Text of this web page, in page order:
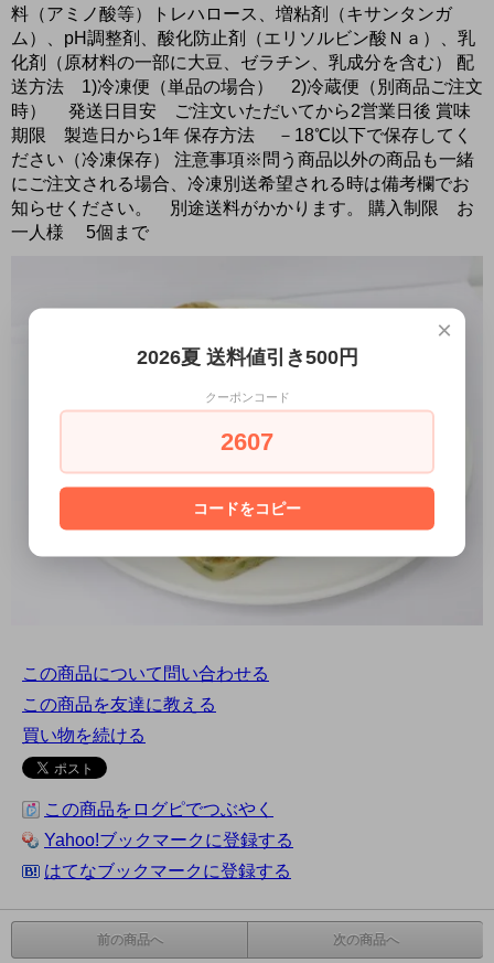
料（アミノ酸等）トレハロース、増粘剤（キサンタンガ
ム）、pH調整剤、酸化防止剤（エリソルビン酸Ｎａ）、乳
化剤（原材料の一部に大豆、ゼラチン、乳成分を含む） 配
送方法 1)冷凍便（単品の場合） 2)冷蔵便（別商品ご注文
時） 発送日目安 ご注文いただいてから2営業日後 賞味
期限 製造日から1年 保存方法 －18℃以下で保存してく
ださい（冷凍保存） 注意事項※問う商品以外の商品も一緒
にご注文される場合、冷凍別送希望される時は備考欄でお
知らせください。 別途送料がかかります。 購入制限 お
一人様 5個まで
この商品について問い合わせる
この商品を友達に教える
買い物を続ける
この商品をログピでつぶやく
Yahoo!ブックマークに登録する
はてなブックマークに登録する
前の商品へ 次の商品へ
×
2026夏 送料値引き500円
クーポンコード
2607
コードをコピー